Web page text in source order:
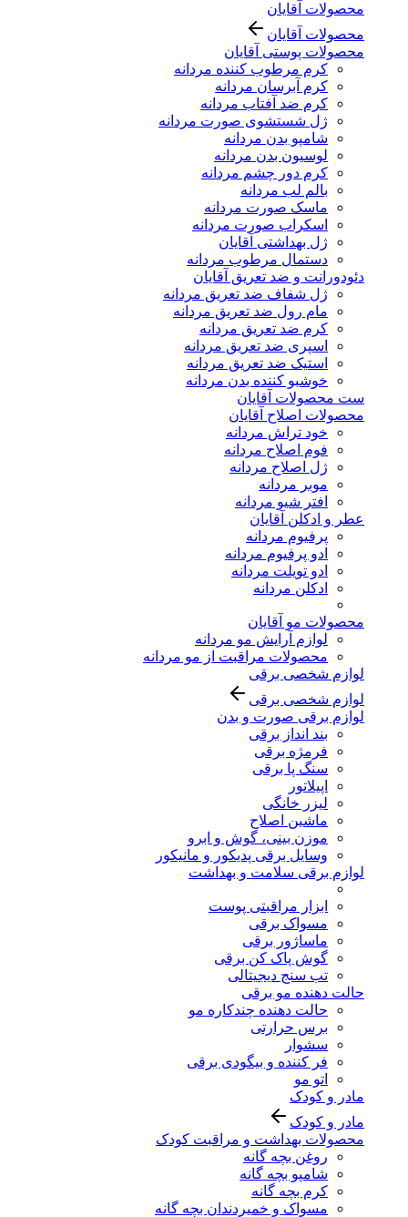
محصولات آقایان
محصولات آقایان
محصولات پوستی آقایان
کرم مرطوب کننده مردانه
کرم آبرسان مردانه
کرم ضد آفتاب مردانه
ژل شستشوی صورت مردانه
شامپو بدن مردانه
لوسیون بدن مردانه
کرم دور چشم مردانه
بالم لب مردانه
ماسک صورت مردانه
اسکراب صورت مردانه
ژل بهداشتی آقایان
دستمال مرطوب مردانه
دئودورانت و ضد تعریق آقایان
ژل شفاف ضد تعریق مردانه
مام رول ضد تعریق مردانه
کرم ضد تعریق مردانه
اسپری ضد تعریق مردانه
استیک ضد تعریق مردانه
خوشبو کننده بدن مردانه
ست محصولات آقایان
محصولات اصلاح آقایان
خود تراش مردانه
فوم اصلاح مردانه
ژل اصلاح مردانه
موبر مردانه
افتر شیو مردانه
عطر و ادکلن آقایان
پرفیوم مردانه
ادو پرفیوم مردانه
ادو تویلت مردانه
ادکلن مردانه
محصولات مو آقایان
لوازم آرایش مو مردانه
محصولات مراقبت از مو مردانه
لوازم شخصی برقی
لوازم شخصی برقی
لوازم برقی صورت و بدن
بند انداز برقی
فرمژه برقی
سنگ پا برقی
اپیلاتور
لیزر خانگی
ماشین اصلاح
موزن بینی، گوش و ابرو
وسایل برقی پدیکور و مانیکور
لوازم برقی سلامت و بهداشت
ابزار مراقبتی پوست
مسواک برقی
ماساژور برقی
گوش پاک کن برقی
تب سنج دیجیتالی
حالت دهنده مو برقی
حالت دهنده چندکاره مو
برس حرارتی
سشوار
فر کننده و بیگودی برقی
اتو مو
مادر و کودک
مادر و کودک
محصولات بهداشت و مراقبت کودک
روغن بچه گانه
شامپو بچه گانه
کرم بچه گانه
مسواک و خمیردندان بچه گانه